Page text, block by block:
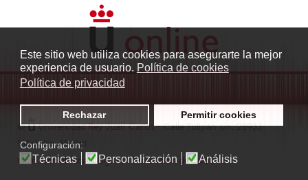
Este sitio web utiliza cookies para asegurarte la mejor
experiencia de usuario. Política de cookies
Política de privacidad
Rechazar Permitir cookies
Configuración:
Técnicas Personalización Análisis
© Universidad Rey Juan Carlos- Calle Tulipán s/n. 28933
Móstoles. Madrid
radio.fuenlabrada1@urjc.es|Protección de datos|